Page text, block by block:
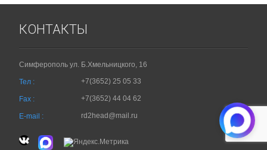
КОНТАКТЫ
Симферополь ул. Б.Хмельницкого, 16
Тел : +7(3652) 25 05 33
Fax : +7(3652) 44 04 62
E-mail : rd2head@mail.ru